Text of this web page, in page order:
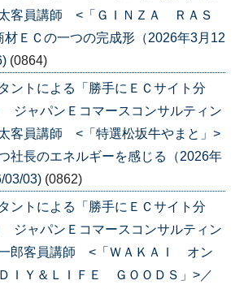
客員講師 <「ＧＩＮＺＡ ＲＡＳ
ＥＣの一つの完成形（2026年3月12
(0864)
ントによる「勝手にＥＣサイト分
ジャパンＥコマースコンサルティン
客員講師 <「特選松坂牛やまと」>
社長のエネルギーを感じる（2026年
03/03) (0862)
ントによる「勝手にＥＣサイト分
ジャパンＥコマースコンサルティン
郎客員講師 <「ＷＡＫＡＩ オン
ＩＹ＆ＬＩＦＥ ＧＯＯＤＳ」>／